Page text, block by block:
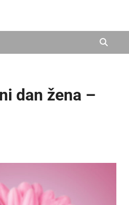
dan žena –